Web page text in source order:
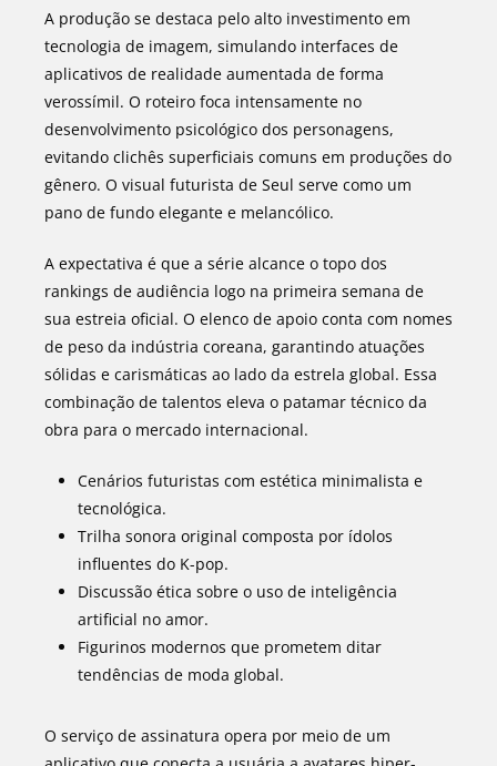
A produção se destaca pelo alto investimento em
tecnologia de imagem, simulando interfaces de
aplicativos de realidade aumentada de forma
verossímil. O roteiro foca intensamente no
desenvolvimento psicológico dos personagens,
evitando clichês superficiais comuns em produções do
gênero. O visual futurista de Seul serve como um
pano de fundo elegante e melancólico.
A expectativa é que a série alcance o topo dos
rankings de audiência logo na primeira semana de
sua estreia oficial. O elenco de apoio conta com nomes
de peso da indústria coreana, garantindo atuações
sólidas e carismáticas ao lado da estrela global. Essa
combinação de talentos eleva o patamar técnico da
obra para o mercado internacional.
Cenários futuristas com estética minimalista e
tecnológica.
Trilha sonora original composta por ídolos
influentes do K-pop.
Discussão ética sobre o uso de inteligência
artificial no amor.
Figurinos modernos que prometem ditar
tendências de moda global.
O serviço de assinatura opera por meio de um